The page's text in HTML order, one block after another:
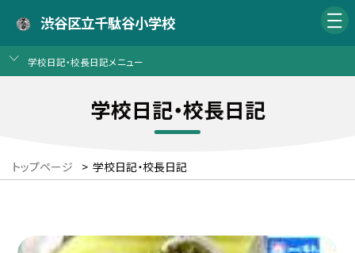
渋谷区立千駄谷小学校
学校日記・校長日記メニュー
学校日記・校長日記
トップページ > 学校日記・校長日記